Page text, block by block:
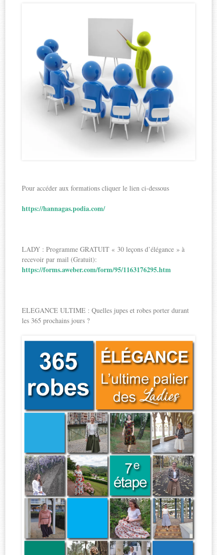
Pour accéder aux formations cliquer le lien ci-dessous
https://hannagas.podia.com/
LADY : Programme GRATUIT « 30 leçons d’élégance » à
recevoir par mail (Gratuit):
https://forms.aweber.com/form/95/1163176295.htm
ELEGANCE ULTIME : Quelles jupes et robes porter durant
les 365 prochains jours ?